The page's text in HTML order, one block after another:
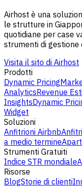
Airhost è una
le strutture in
quotidiane per case
strumenti di gestione
Visita il sito di Airhost
Prodotti
Dynamic Pricing
AnalyticsRevenue
InsightsDynamic
Widget
Soluzioni
Anfitrioni Airbnb
a medio termine
Strumenti Gratuiti
Indice STR mondiale
Risorse
BlogStorie di clienti